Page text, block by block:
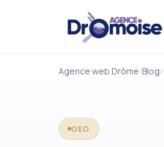
Agence web Drôme Blog
GEO